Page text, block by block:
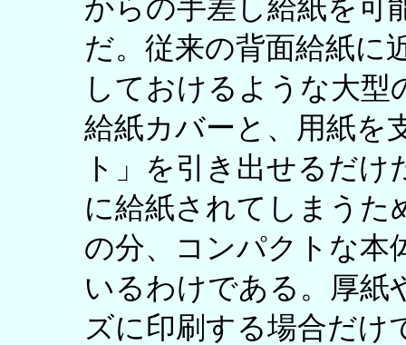
からの手差し給紙を可
だ。従来の背面給紙に
しておけるような大
給紙カバーと、用紙を
ト」を引き出せるだ
に給紙されてしまうた
の分、コンパクトな本
いるわけである。厚紙
ズに印刷する場合だけ